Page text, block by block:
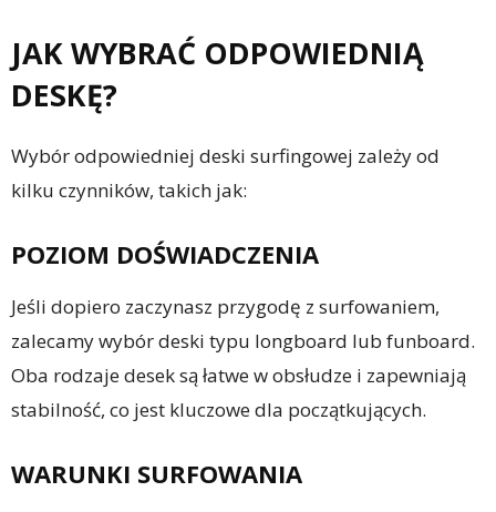
JAK WYBRAĆ ODPOWIEDNIĄ
DESKĘ?
Wybór odpowiedniej deski surfingowej zależy od
kilku czynników, takich jak:
POZIOM DOŚWIADCZENIA
Jeśli dopiero zaczynasz przygodę z surfowaniem,
zalecamy wybór deski typu longboard lub funboard.
Oba rodzaje desek są łatwe w obsłudze i zapewniają
stabilność, co jest kluczowe dla początkujących.
WARUNKI SURFOWANIA